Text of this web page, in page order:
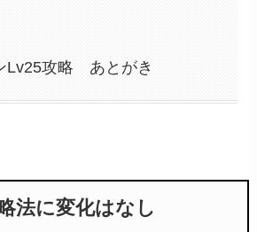
Lv25攻略 あとがき
法に変化はなし